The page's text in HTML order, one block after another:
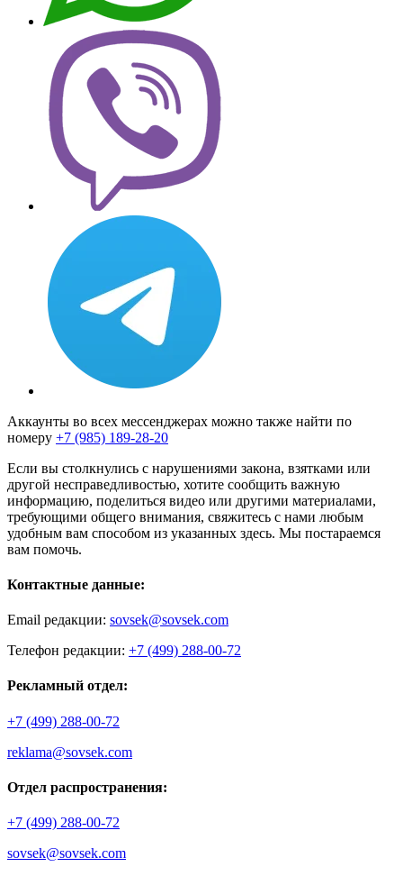
Аккаунты во всех мессенджерах можно также найти по
номеру +7 (985) 189-28-20
Если вы столкнулись с нарушениями закона, взятками или
другой несправедливостью, хотите сообщить важную
информацию, поделиться видео или другими материалами,
требующими общего внимания, свяжитесь с нами любым
удобным вам способом из указанных здесь. Мы постараемся
вам помочь.
Контактные данные:
Email редакции: sovsek@sovsek.com
Телефон редакции: +7 (499) 288-00-72
Рекламный отдел:
+7 (499) 288-00-72
reklama@sovsek.com
Отдел распространения:
+7 (499) 288-00-72
sovsek@sovsek.com